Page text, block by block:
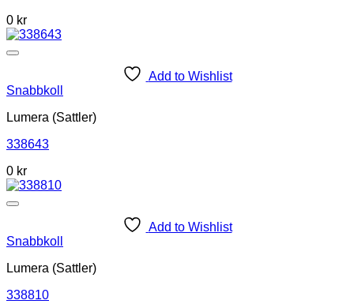
0 kr
Add to Wishlist
Snabbkoll
Lumera (Sattler)
338643
0 kr
Add to Wishlist
Snabbkoll
Lumera (Sattler)
338810